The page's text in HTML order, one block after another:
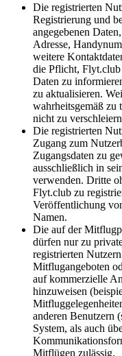
Die registrierten
Registrierung und
angegebenen
Adresse,
weitere
die Pflicht,
Daten zu
zu aktualisieren.
wahrheitsgemäß zu
nicht zu
Die registrierten
Zugang zum
Zugangsdaten zu
ausschließlich in
verwenden. Dritte
Flyt.club zu
Veröffentlichung
Namen.
Die auf der
dürfen nur zu
registrierten
Mitflugangeboten
auf kommerzielle
hinzuweisen
anderen Benutzern
System, als auch
Mitflügen zulässig.